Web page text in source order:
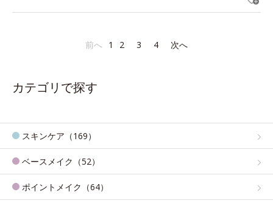
前へ 1 2 3 4 次へ
カテゴリで探す
スキンケア（169）
ベースメイク（52）
ポイントメイク（64）